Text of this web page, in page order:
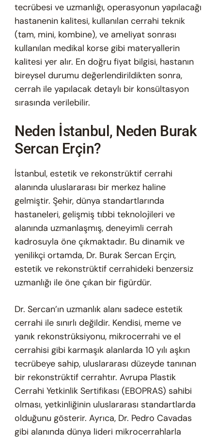
tecrübesi ve uzmanlığı, operasyonun yapılacağı
hastanenin kalitesi, kullanılan cerrahi teknik
(tam, mini, kombine), ve ameliyat sonrası
kullanılan medikal korse gibi materyallerin
kalitesi yer alır. En doğru fiyat bilgisi, hastanın
bireysel durumu değerlendirildikten sonra,
cerrah ile yapılacak detaylı bir konsültasyon
sırasında verilebilir.
Neden İstanbul, Neden Burak
Sercan Erçin?
İstanbul, estetik ve rekonstrüktif cerrahi
alanında uluslararası bir merkez haline
gelmiştir. Şehir, dünya standartlarında
hastaneleri, gelişmiş tıbbi teknolojileri ve
alanında uzmanlaşmış, deneyimli cerrah
kadrosuyla öne çıkmaktadır. Bu dinamik ve
yenilikçi ortamda, Dr. Burak Sercan Erçin,
estetik ve rekonstrüktif cerrahideki benzersiz
uzmanlığı ile öne çıkan bir figürdür.
Dr. Sercan’ın uzmanlık alanı sadece estetik
cerrahi ile sınırlı değildir. Kendisi, meme ve
yanık rekonstrüksiyonu, mikrocerrahi ve el
cerrahisi gibi karmaşık alanlarda 10 yılı aşkın
tecrübeye sahip, uluslararası düzeyde tanınan
bir rekonstrüktif cerrahtır. Avrupa Plastik
Cerrahi Yetkinlik Sertifikası (EBOPRAS) sahibi
olması, yetkinliğinin uluslararası standartlarda
olduğunu gösterir. Ayrıca, Dr. Pedro Cavadas
gibi alanında dünya lideri mikrocerrahlarla